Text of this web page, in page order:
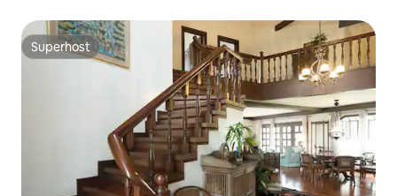
Superhost
Superhost